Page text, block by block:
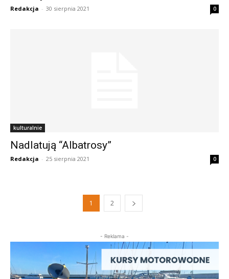
Redakcja - 30 sierpnia 2021 0
kulturalnie
Nadlatują “Albatrosy”
Redakcja - 25 sierpnia 2021 0
1 2
- Reklama -